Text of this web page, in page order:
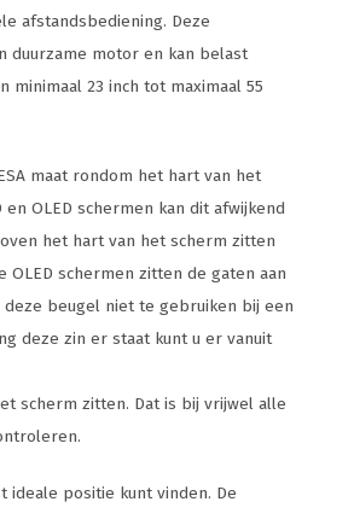
afstandsbediening. Deze
duurzame motor en kan belast
23 inch tot maximaal 55
maat rondom het hart van het
OLED schermen kan dit afwijkend
het hart van het scherm zitten
schermen zitten de gaten aan
deze beugel niet te gebruiken bij een
deze zin er staat kunt u er vanuit
scherm zitten. Dat is bij vrijwel alle
positie kunt vinden. De